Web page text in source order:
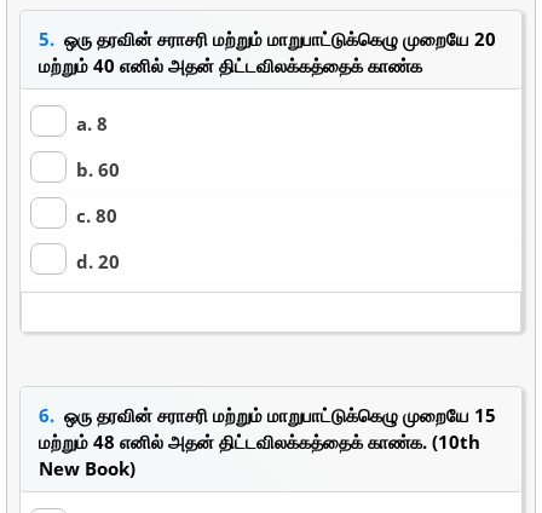
5. ஒரு தரவின் சராசரி மற்றும் மாறுபாட்டுக்கெழு முறையே 20
மற்றும் 40 எனில் அதன் திட்டவிலக்கத்தைக் காண்க
a. 8
b. 60
c. 80
d. 20
6. ஒரு தரவின் சராசரி மற்றும் மாறுபாட்டுக்கெழு முறையே 15
மற்றும் 48 எனில் அதன் திட்டவிலக்கத்தைக் காண்க. (10th
New Book)